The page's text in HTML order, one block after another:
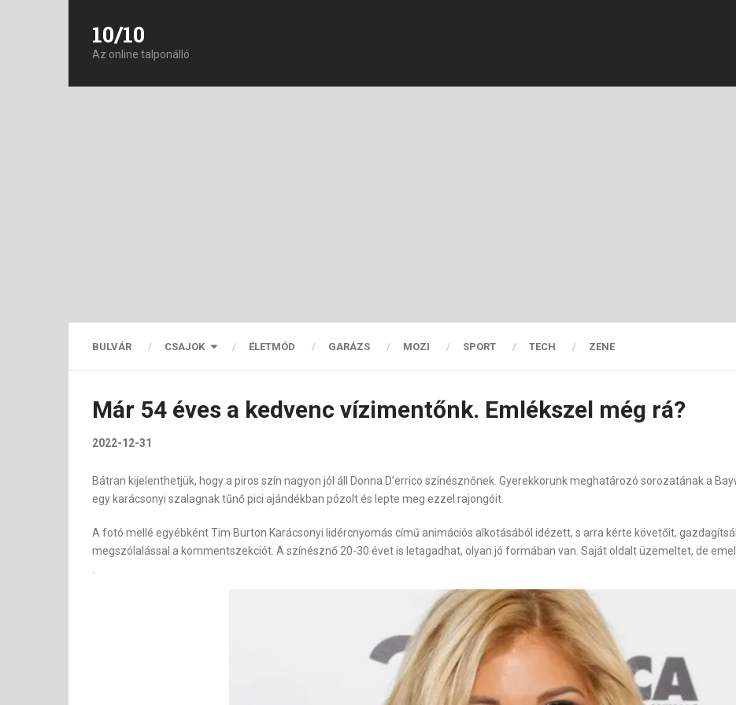
10/10
Az online talponálló
BULVÁR CSAJOK ÉLETMÓD GARÁZS MOZI SPORT TECH ZENE
Már 54 éves a kedvenc vízimentőnk. Emlékszel még rá?
2022-12-31
Bátran kijelenthetjük, hogy a piros szín nagyon jól áll Donna D’errico színésznőnek. Gyerekkorunk meghatározó sorozatának a
egy karácsonyi szalagnak tűnő pici ajándékban pózolt és lepte meg ezzel rajongóit.
A fotó mellé egyébként Tim Burton Karácsonyi lidércnyomás című animációs alkotásából idézett, s arra kérte követőit,
megszólalással a kommentszekciót. A színésznő 20-30 évet is letagadhat, olyan jó formában van. Saját oldalt üzemeltet, de